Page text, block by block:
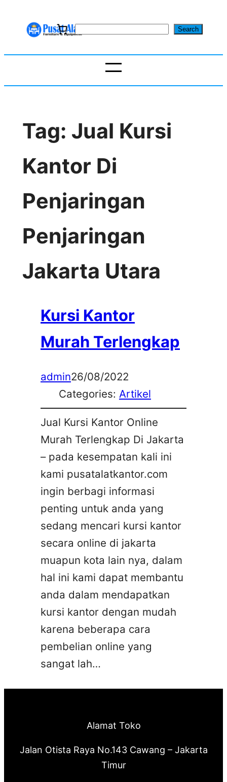
S
r
Search
Tag: Jual Kursi
Kantor Di
Penjaringan
Penjaringan
Jakarta Utara
Kursi Kantor
Murah Terlengkap
admin26/08/2022
Categories: Artikel
Jual Kursi Kantor Online
Murah Terlengkap Di Jakarta
– pada kesempatan kali ini
kami pusatalatkantor.com
ingin berbagi informasi
penting untuk anda yang
sedang mencari kursi kantor
secara online di jakarta
muapun kota lain nya, dalam
hal ini kami dapat membantu
anda dalam mendapatkan
kursi kantor dengan mudah
karena beberapa cara
pembelian online yang
sangat lah…
Alamat Toko
Jalan Otista Raya No.143 Cawang – Jakarta
Timur